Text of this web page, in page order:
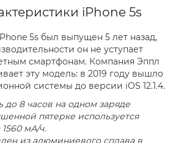
iPhone 5s
5s был выпущен 5 лет назад,
он не уступает
смартфонам. Компания Эппл
эту модель: в 2019 году вышло
системы до версии iOS 12.1.4.
до 8 часов на одном заряде
пятерке используется
мА/ч.